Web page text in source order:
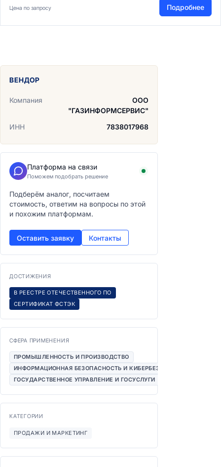
Цена по запросу Подробнее
ВЕНДОР
Компания
ООО
"ГАЗИНФОРМСЕРВИС"
ИНН
7838017968
Платформа на связи
Поможем подобрать решение
Подберём аналог, посчитаем
стоимость, ответим на вопросы по этой
и похожим платформам.
Оставить заявку Контакты
ДОСТИЖЕНИЯ
В РЕЕСТРЕ ОТЕЧЕСТВЕННОГО ПО
СЕРТИФИКАТ ФСТЭК
СФЕРА ПРИМЕНЕНИЯ
ПРОМЫШЛЕННОСТЬ И ПРОИЗВОДСТВО
ИНФОРМАЦИОННАЯ БЕЗОПАСНОСТЬ И КИБЕРБЕЗОПАСНОСТЬ
ГОСУДАРСТВЕННОЕ УПРАВЛЕНИЕ И ГОСУСЛУГИ
КАТЕГОРИИ
ПРОДАЖИ И МАРКЕТИНГ